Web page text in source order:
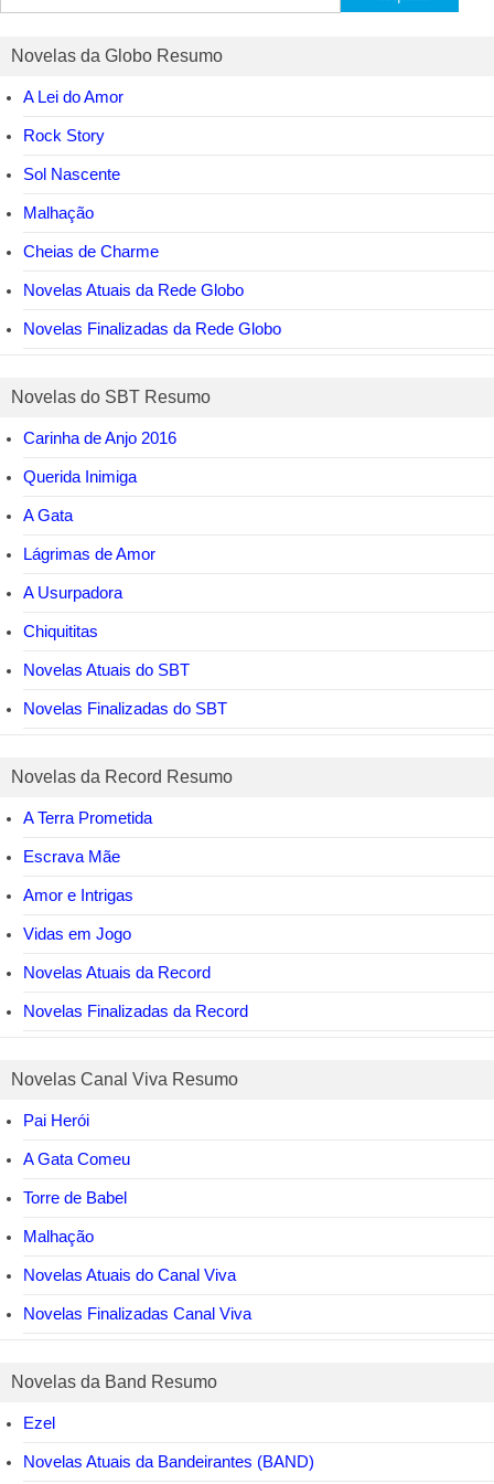
por:
Novelas da Globo Resumo
A Lei do Amor
Rock Story
Sol Nascente
Malhação
Cheias de Charme
Novelas Atuais da Rede Globo
Novelas Finalizadas da Rede Globo
Novelas do SBT Resumo
Carinha de Anjo 2016
Querida Inimiga
A Gata
Lágrimas de Amor
A Usurpadora
Chiquititas
Novelas Atuais do SBT
Novelas Finalizadas do SBT
Novelas da Record Resumo
A Terra Prometida
Escrava Mãe
Amor e Intrigas
Vidas em Jogo
Novelas Atuais da Record
Novelas Finalizadas da Record
Novelas Canal Viva Resumo
Pai Herói
A Gata Comeu
Torre de Babel
Malhação
Novelas Atuais do Canal Viva
Novelas Finalizadas Canal Viva
Novelas da Band Resumo
Ezel
Novelas Atuais da Bandeirantes (BAND)